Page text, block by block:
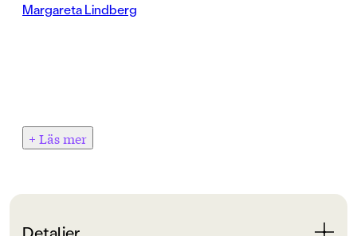
Margareta Lindberg
+ Läs mer